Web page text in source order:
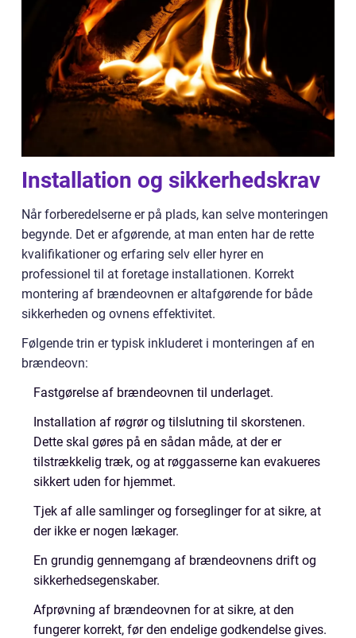
Installation og sikkerhedskrav
Når forberedelserne er på plads, kan selve monteringen
begynde. Det er afgørende, at man enten har de rette
kvalifikationer og erfaring selv eller hyrer en
professionel til at foretage installationen. Korrekt
montering af brændeovnen er altafgørende for både
sikkerheden og ovnens effektivitet.
Følgende trin er typisk inkluderet i monteringen af en
brændeovn:
Fastgørelse af brændeovnen til underlaget.
Installation af røgrør og tilslutning til skorstenen.
Dette skal gøres på en sådan måde, at der er
tilstrækkelig træk, og at røggasserne kan evakueres
sikkert uden for hjemmet.
Tjek af alle samlinger og forseglinger for at sikre, at
der ikke er nogen lækager.
En grundig gennemgang af brændeovnens drift og
sikkerhedsegenskaber.
Afprøvning af brændeovnen for at sikre, at den
fungerer korrekt, før den endelige godkendelse gives.